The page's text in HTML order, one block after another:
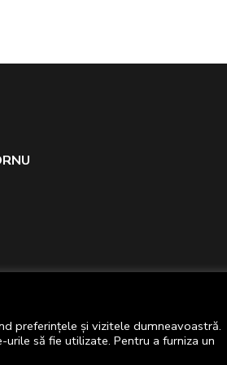
Cornu © 2024
preferințele și vizitele dumneavoastră.
să fie utilizate. Pentru a furniza un